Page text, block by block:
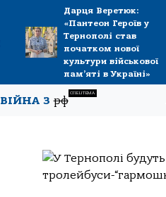
Дарця Веретюк:
«Пантеон Героїв у
Тернополі став
початком нової
культури військової
пам’яті в Україні»
ВІЙНА Зрф
СПЕЦТЕМА